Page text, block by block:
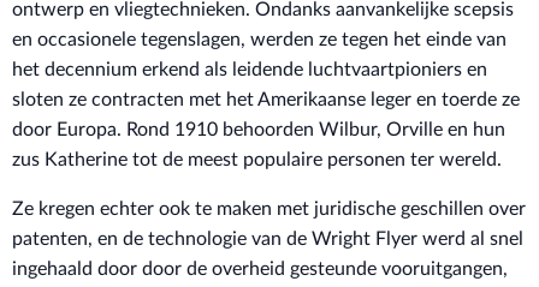
ontwerp en vliegtechnieken. Ondanks aanvankelijke scepsis
en occasionele tegenslagen, werden ze tegen het einde van
het decennium erkend als leidende luchtvaartpioniers en
sloten ze contracten met het Amerikaanse leger en toerde ze
door Europa. Rond 1910 behoorden Wilbur, Orville en hun
zus Katherine tot de meest populaire personen ter wereld.
Ze kregen echter ook te maken met juridische geschillen over
patenten, en de technologie van de Wright Flyer werd al snel
ingehaald door door de overheid gesteunde vooruitgangen,